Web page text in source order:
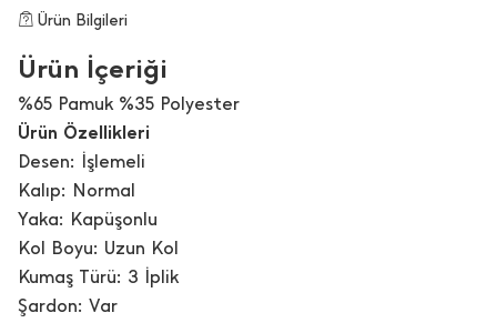
Ürün Bilgileri
Ürün İçeriği
%65 Pamuk %35 Polyester
Ürün Özellikleri
Desen: İşlemeli
Kalıp: Normal
Yaka: Kapüşonlu
Kol Boyu: Uzun Kol
Kumaş Türü: 3 İplik
Şardon: Var